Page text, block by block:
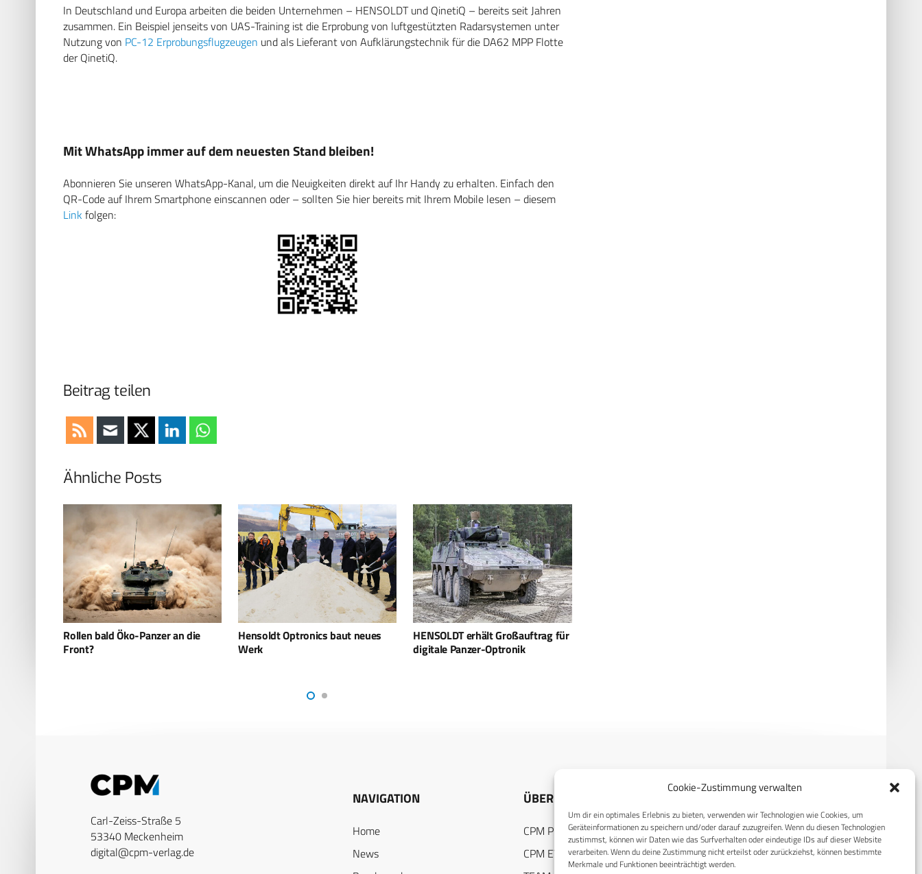
Cookie-Zustimmung verwalten
Um dir ein optimales Erlebnis zu bieten, verwenden wir Technologien wie Cookies, um
Geräteinformationen zu speichern und/oder darauf zuzugreifen. Wenn du diesen Technologien
zustimmst, können wir Daten wie das Surfverhalten oder eindeutige IDs auf dieser Website
verarbeiten. Wenn du deine Zustimmung nicht erteilst oder zurückziehst, können bestimmte
Merkmale und Funktionen beeinträchtigt werden.
In Deutschland und Europa arbeiten die beiden Unternehmen – HENSOLDT und QinetiQ – bereits seit Jahren
zusammen. Ein Beispiel jenseits von UAS-Training ist die Erprobung von luftgestützten Radarsystemen unter
Nutzung von PC-12 Erprobungsflugzeugen und als Lieferant von Aufklärungstechnik für die DA62 MPP Flotte
der QinetiQ.
Mit WhatsApp immer auf dem neuesten Stand bleiben!
Abonnieren Sie unseren WhatsApp-Kanal, um die Neuigkeiten direkt auf Ihr Handy zu erhalten. Einfach den
QR-Code auf Ihrem Smartphone einscannen oder – sollten Sie hier bereits mit Ihrem Mobile lesen – diesem
Link folgen:
Beitrag teilen
Ähnliche Posts
Hensoldt Optronics baut neues
Werk
HENSOLDT erhält Großauftrag für
digitale Panzer-Optronik
HENSOLDT liefert Radare für
Rheinmetall-
Carl-Zeiss-Straße 5
53340 Meckenheim
digital@cpm-verlag.de
NAVIGATION
Home
News
ÜBER UNS
CPM PUBLICATIONS
CPM EVENTS
RECHTLICHES
Datenschutzerklärung
Cookie-Richtlinie (EU)